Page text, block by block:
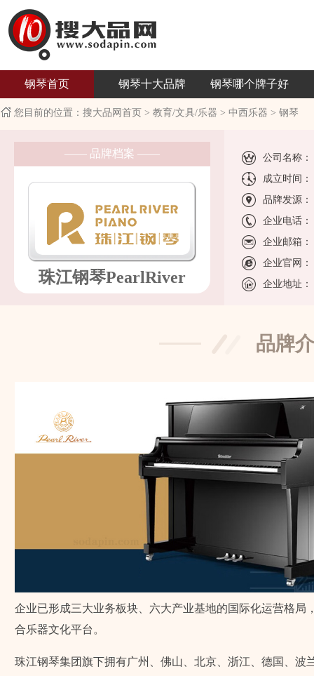
钢琴首页 钢琴十大品牌 钢琴哪个牌子好
您目前的位置： 搜大品网首页 > 教育/文具/乐器 > 中西乐器 > 钢琴
—— 品牌档案 ——
珠江钢琴PearlRiver
公司名称：
成立时间：
品牌发源：
企业电话：
企业邮箱：
企业官网：
企业地址：
品牌
企业已形成三大业务板块、六大产业基地的国际化运营格
合乐器文化平台。
珠江钢琴集团旗下拥有广州、佛山、北京、浙江、德国、